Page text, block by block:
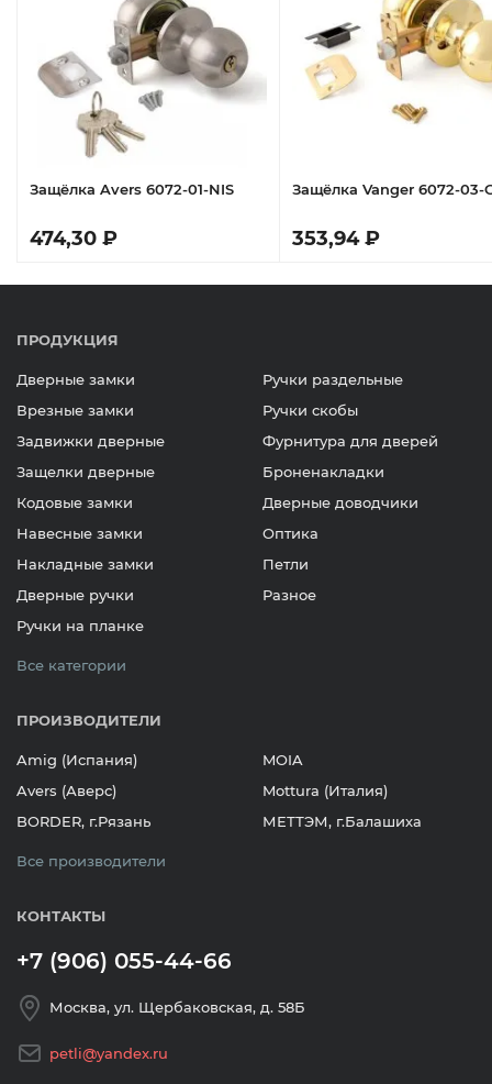
Защёлка Avers 6072-01-NIS
474,30 ₽
Защёлка Vanger 6072-03-
353,94 ₽
ПРОДУКЦИЯ
Дверные замки
Врезные замки
Задвижки дверные
Защелки дверные
Кодовые замки
Навесные замки
Накладные замки
Дверные ручки
Ручки на планке
Ручки раздельные
Ручки скобы
Фурнитура для дверей
Броненакладки
Дверные доводчики
Оптика
Петли
Разное
Все категории
ПРОИЗВОДИТЕЛИ
Amig (Испания)
Avers (Аверс)
BORDER, г.Рязань
MOIA
Mottura (Италия)
МЕТТЭМ, г.Балашиха
Все производители
КОНТАКТЫ
+7 (906) 055-44-66
Москва, ул. Щербаковская, д. 58Б
petli@yandex.ru